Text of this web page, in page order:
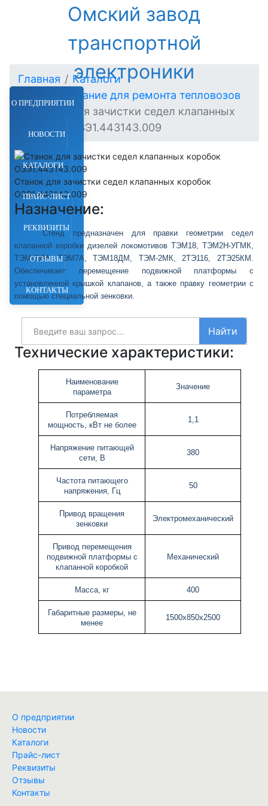
Омский завод
транспортной
электроники
О ПРЕДПРИЯТИИ
НОВОСТИ
КАТАЛОГИ
ПРАЙС-ЛИСТ
РЕКВИЗИТЫ
ОТЗЫВЫ
КОНТАКТЫ
Найти
Главная
Каталоги
Оборудование для ремонта тепловозов
Станок для зачистки седел клапанных
коробок ОЗЭ1.443143.009
Станок для зачистки седел клапанных коробок
ОЗЭ1.443143.009
Назначение:
Стенд предназначен для правки геометрии седел
клапанной коробки дизелей локомотивов ТЭМ18, ТЭМ2Н-УГМК,
ТЭМ-2УМ, ТЭМ7А, ТЭМ18ДМ, ТЭМ-2МК, 2ТЭ116, 2ТЭ25КМ.
Обеспечивает перемещение подвижной платформы с
установленной крышкой клапанов, а также правку геометрии с
помощью специальной зенковки.
Технические характеристики:
Наименование
параметра
Значение
Потребляемая
мощность, кВт не более
1,1
Напряжение питающей
сети, В
380
Частота питающего
напряжения, Гц
50
Привод вращения
зенковки
Электромеханический
Привод перемещения
подвижной платформы с
клапанной коробкой
Механический
Масса, кг 400
Габаритные размеры, не
менее
1500х850х2500
О предприятии
Новости
Каталоги
Прайс-лист
Реквизиты
Отзывы
Контакты